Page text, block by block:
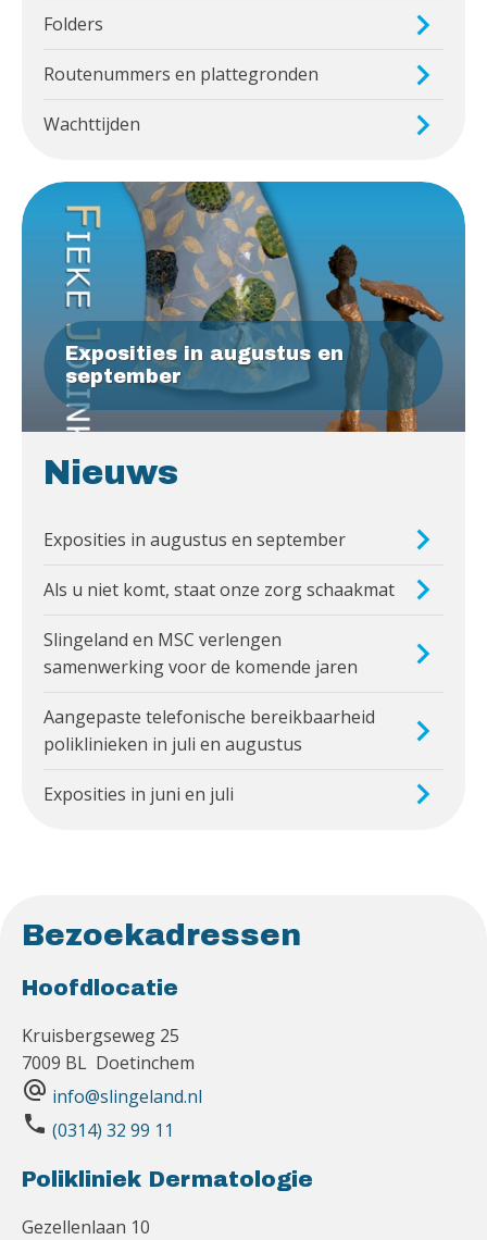
Folders
Routenummers en plattegronden
Wachttijden
Exposities in augustus en
september
Nieuws
Exposities in augustus en september
Als u niet komt, staat onze zorg schaakmat
Slingeland en MSC verlengen
samenwerking voor de komende jaren
Aangepaste telefonische bereikbaarheid
poliklinieken in juli en augustus
Exposities in juni en juli
Bezoekadressen
Hoofdlocatie
Kruisbergseweg 25
7009 BL Doetinchem
alternate_email info@slingeland.nl
phone (0314) 32 99 11
Polikliniek Dermatologie
Gezellenlaan 10